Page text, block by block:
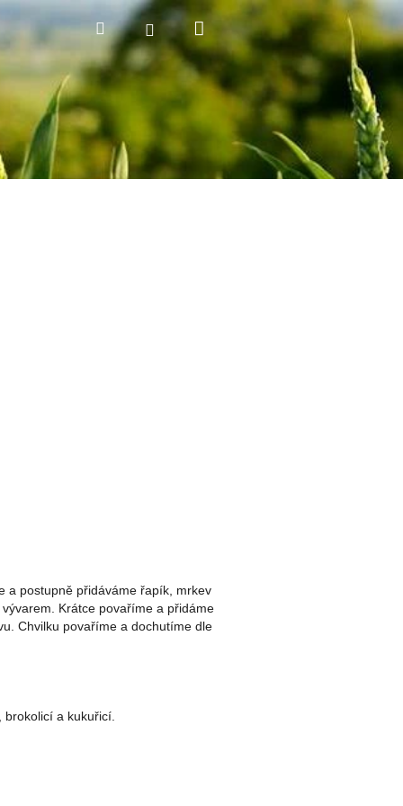
HledatPřihlášeníNákupní
košík
a postupně přidáváme řapík, mrkev
Krátce povaříme a přidáme
Chvilku povaříme a dochutíme dle
brokolicí a kukuřicí.